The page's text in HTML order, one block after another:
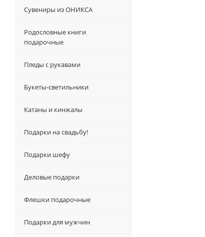
Сувениры из ОНИКСА
Родословные книги
подарочные
Пледы с рукавами
Букеты-светильники
Катаны и кинжалы
Подарки на свадьбу!
Подарки шефу
Деловые подарки
Флешки подарочные
Подарки для мужчин